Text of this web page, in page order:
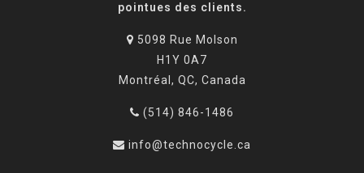
pointues des clients.
5098 Rue Molson
H1Y 0A7
Montréal, QC, Canada
(514) 846-1486
info@technocycle.ca